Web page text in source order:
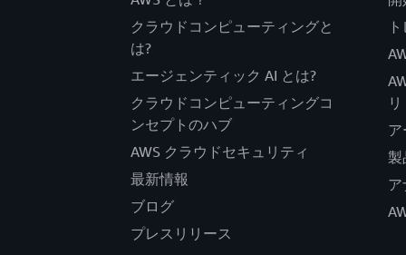
クラウドコンピューティングと
は?
エージェンティック AI とは?
クラウドコンピューティングコ
ンセプトのハブ
AWS クラウドセキュリティ
最新情報
ブログ
プレスリリース
リ
製